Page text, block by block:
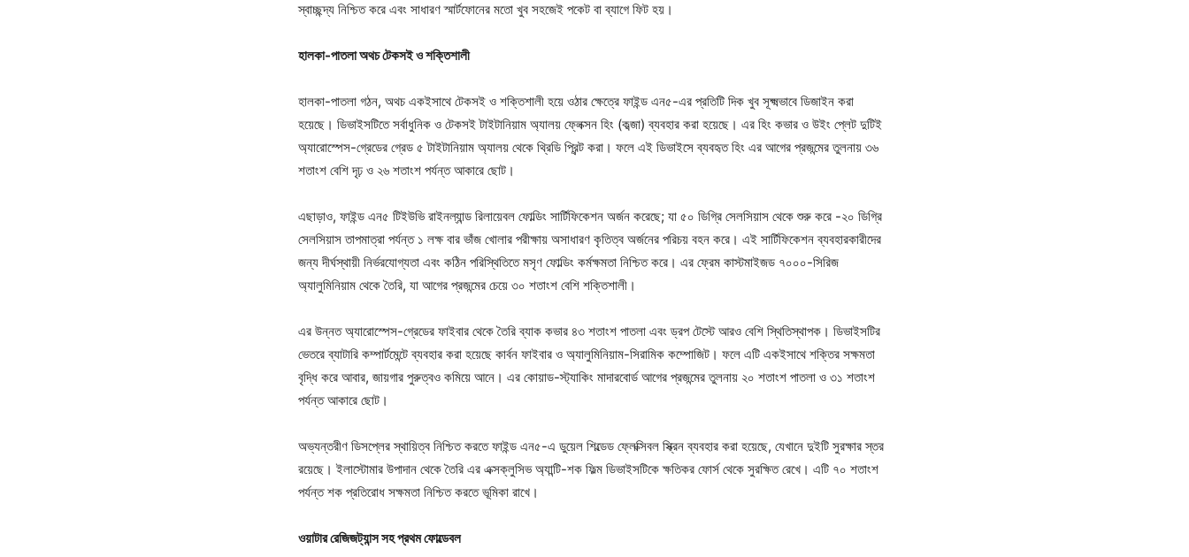
স্বাচ্ছন্দ্য নিশ্চিত করে এবং সাধারণ স্মার্টফোনের মতো খুব সহজেই পকেট বা ব্যাগে ফিট হয়।
হালকা-পাতলা অথচ টেকসই ও শক্তিশালী
হালকা-পাতলা গঠন, অথচ একইসাথে টেকসই ও শক্তিশালী হয়ে ওঠার ক্ষেত্রে ফাইন্ড এন৫-এর প্রতিটি দিক খুব সূক্ষ্মভাবে ডিজাইন করা
হয়েছে। ডিভাইসটিতে সর্বাধুনিক ও টেকসই টাইটানিয়াম অ্যালয় ফ্লেক্সন হিং (কব্জা) ব্যবহার করা হয়েছে। এর হিং কভার ও উইং প্লেট দুটিই
অ্যারোস্পেস-গ্রেডের গ্রেড ৫ টাইটানিয়াম অ্যালয় থেকে থ্রিডি প্রিন্ট করা। ফলে এই ডিভাইসে ব্যবহৃত হিং এর আগের প্রজন্মের তুলনায় ৩৬
শতাংশ বেশি দৃঢ় ও ২৬ শতাংশ পর্যন্ত আকারে ছোট।
এছাড়াও, ফাইন্ড এন৫ টিইউভি রাইনল্যান্ড রিলায়েবল ফোল্ডিং সার্টিফিকেশন অর্জন করেছে; যা ৫০ ডিগ্রি সেলসিয়াস থেকে শুরু করে -২০ ডিগ্রি
সেলসিয়াস তাপমাত্রা পর্যন্ত ১ লক্ষ বার ভাঁজ খোলার পরীক্ষায় অসাধারণ কৃতিত্ব অর্জনের পরিচয় বহন করে। এই সার্টিফিকেশন ব্যবহারকারীদের
জন্য দীর্ঘস্থায়ী নির্ভরযোগ্যতা এবং কঠিন পরিস্থিতিতে মসৃণ ফোল্ডিং কর্মক্ষমতা নিশ্চিত করে। এর ফ্রেম কাস্টমাইজড ৭০০০-সিরিজ
অ্যালুমিনিয়াম থেকে তৈরি, যা আগের প্রজন্মের চেয়ে ৩০ শতাংশ বেশি শক্তিশালী।
এর উন্নত অ্যারোস্পেস-গ্রেডের ফাইবার থেকে তৈরি ব্যাক কভার ৪৩ শতাংশ পাতলা এবং ড্রপ টেস্টে আরও বেশি স্থিতিস্থাপক। ডিভাইসটির
ভেতরে ব্যাটারি কম্পার্টমেন্টে ব্যবহার করা হয়েছে কার্বন ফাইবার ও অ্যালুমিনিয়াম-সিরামিক কম্পোজিট। ফলে এটি একইসাথে শক্তির সক্ষমতা
বৃদ্ধি করে আবার, জায়গার পুরুত্বও কমিয়ে আনে। এর কোয়াড-স্ট্যাকিং মাদারবোর্ড আগের প্রজন্মের তুলনায় ২০ শতাংশ পাতলা ও ৩১ শতাংশ
পর্যন্ত আকারে ছোট।
অভ্যন্তরীণ ডিসপ্লের স্থায়িত্ব নিশ্চিত করতে ফাইন্ড এন৫-এ ডুয়েল শিল্ডেড ফ্লেক্সিবল স্ক্রিন ব্যবহার করা হয়েছে, যেখানে দুইটি সুরক্ষার স্তর
রয়েছে। ইলাস্টোমার উপাদান থেকে তৈরি এর এক্সক্লুসিভ অ্যান্টি-শক ফিল্ম ডিভাইসটিকে ক্ষতিকর ফোর্স থেকে সুরক্ষিত রেখে। এটি ৭০ শতাংশ
পর্যন্ত শক প্রতিরোধ সক্ষমতা নিশ্চিত করতে ভূমিকা রাখে।
ওয়াটার রেজিজট্যান্স সহ প্রথম ফোল্ডেবল